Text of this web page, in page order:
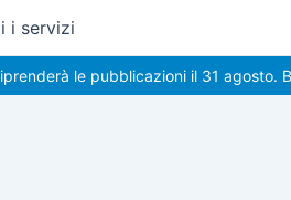
i servizi
le pubblicazioni il 31 agosto. Buone